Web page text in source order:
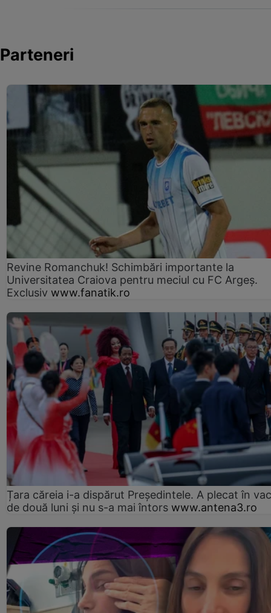
Parteneri
Revine Romanchuk! Schimbări importante la
Universitatea Craiova pentru meciul cu FC Argeş.
Exclusiv www.fanatik.ro
Țara căreia i-a dispărut Președintele. A plecat în
de două luni și nu s-a mai întors www.antena3.ro